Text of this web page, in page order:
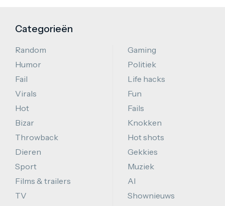
Categorieën
Random
Humor
Fail
Virals
Hot
Bizar
Throwback
Dieren
Sport
Films & trailers
TV
Gaming
Politiek
Life hacks
Fun
Fails
Knokken
Hot shots
Gekkies
Muziek
AI
Shownieuws